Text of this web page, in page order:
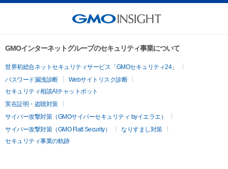
GMOインターネットグループのセキュリティ事業について
世界初総合ネットセキュリティサービス「GMOセキュリティ24」
パスワード漏洩診断
Webサイトリスク診断
セキュリティ相談AIチャットボット
実在証明・盗聴対策
サイバー攻撃対策（GMOサイバーセキュリティ byイエラエ）
サイバー攻撃対策（GMO Flatt Security）
なりすまし対策
セキュリティ事業の軌跡